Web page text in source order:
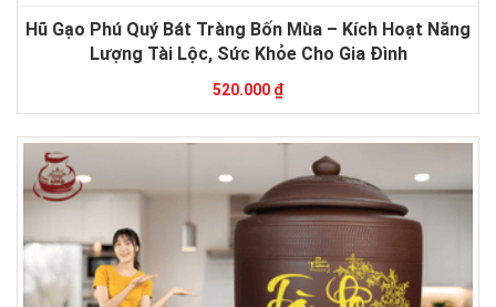
Hũ Gạo Phú Quý Bát Tràng Bốn Mùa – Kích Hoạt Năng
Lượng Tài Lộc, Sức Khỏe Cho Gia Đình
520.000 ₫